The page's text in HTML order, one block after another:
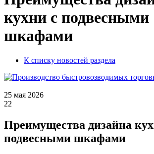
кухни с подвесными
шкафами
К списку новостей раздела
25 мая 2026
22
Преимущества дизайна
подвесными шкафами